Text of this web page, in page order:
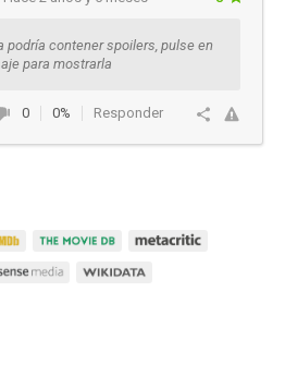
podría contener spoilers, pulse en
para mostrarla
0 0% Responder